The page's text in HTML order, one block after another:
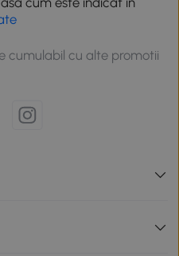
cumulabil cu alte promotii